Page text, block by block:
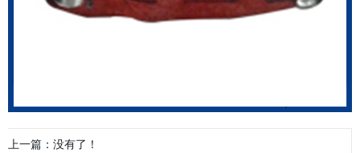
上一篇：没有了！